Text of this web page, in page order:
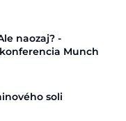
naozaj? -
Munch
soli